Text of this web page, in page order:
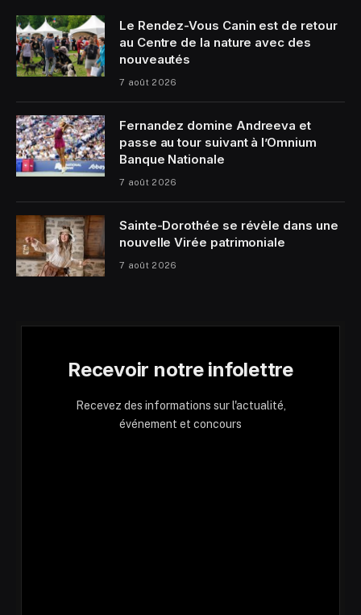
Le Rendez-Vous Canin est de retour
au Centre de la nature avec des
nouveautés
7 août 2026
Fernandez domine Andreeva et
passe au tour suivant à l’Omnium
Banque Nationale
7 août 2026
Sainte-Dorothée se révèle dans une
nouvelle Virée patrimoniale
7 août 2026
Recevoir notre infolettre
Recevez des informations sur l'actualité,
événement et concours